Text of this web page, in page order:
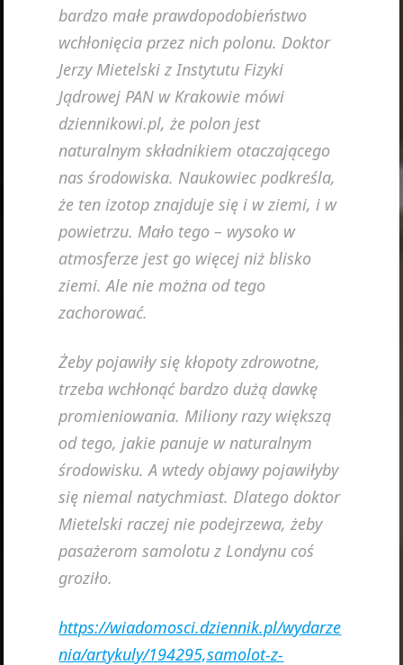
bardzo małe prawdopodobieństwo
wchłonięcia przez nich polonu. Doktor
Jerzy Mietelski z Instytutu Fizyki
Jądrowej PAN w Krakowie mówi
dziennikowi.pl, że polon jest
naturalnym składnikiem otaczającego
nas środowiska. Naukowiec podkreśla,
że ten izotop znajduje się i w ziemi, i w
powietrzu. Mało tego – wysoko w
atmosferze jest go więcej niż blisko
ziemi. Ale nie można od tego
zachorować.
Żeby pojawiły się kłopoty zdrowotne,
trzeba wchłonąć bardzo dużą dawkę
promieniowania. Miliony razy większą
od tego, jakie panuje w naturalnym
środowisku. A wtedy objawy pojawiłyby
się niemal natychmiast. Dlatego doktor
Mietelski raczej nie podejrzewa, żeby
pasażerom samolotu z Londynu coś
groziło.
https://wiadomosci.dziennik.pl/wydarze
nia/artykuly/194295,samolot-z-